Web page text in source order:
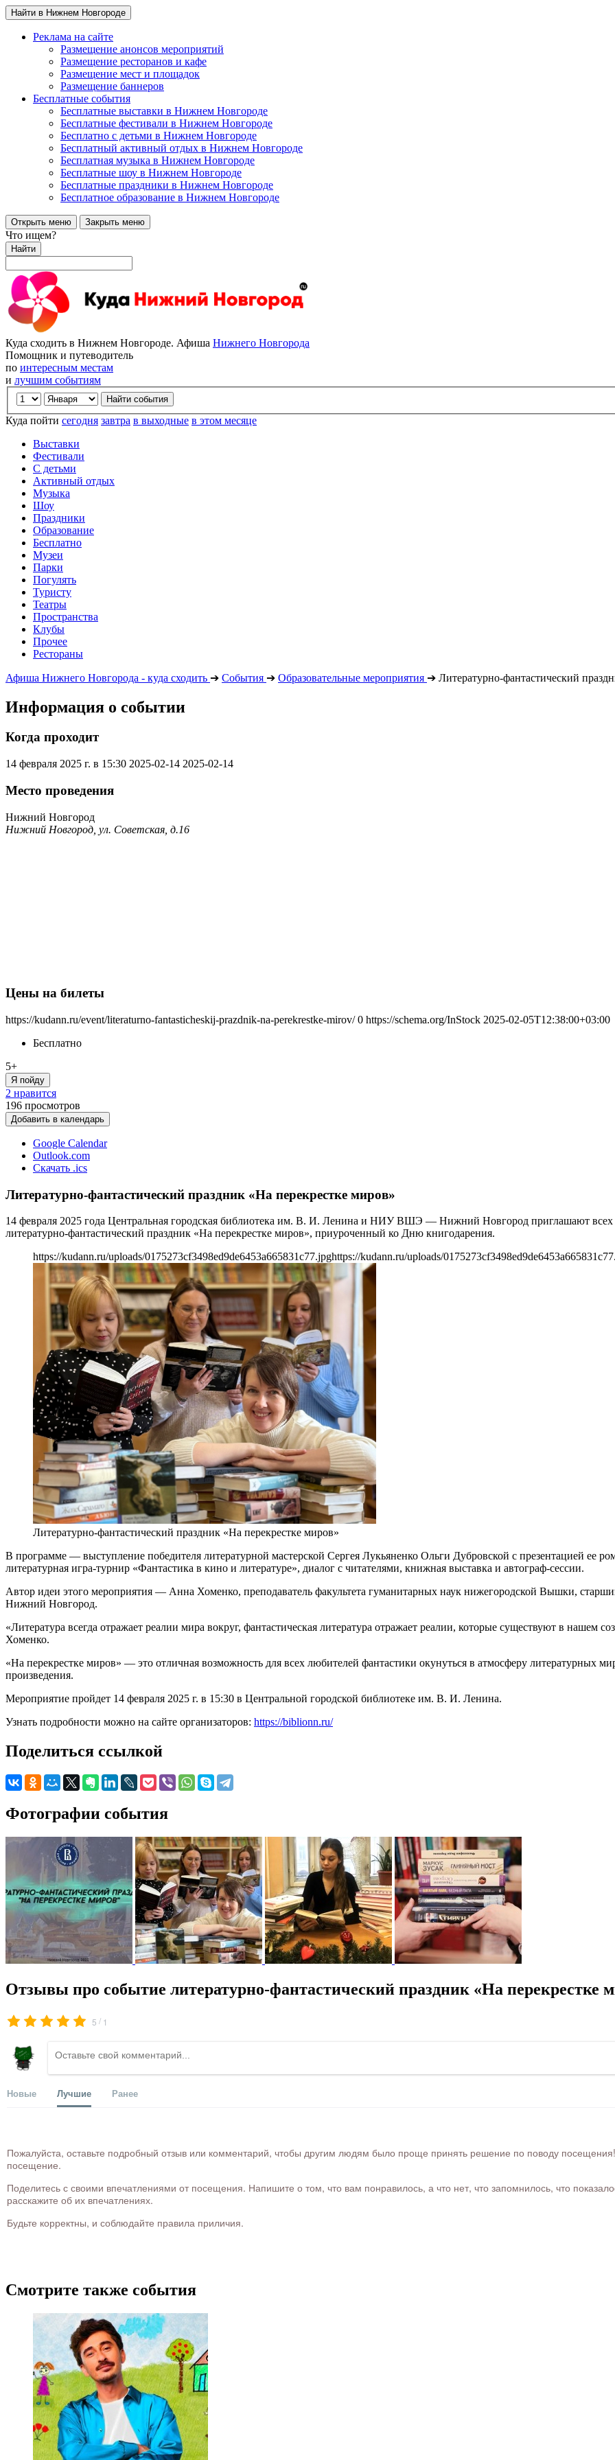
Найти в Нижнем Новгороде
Реклама на сайте
Размещение анонсов мероприятий
Размещение ресторанов и кафе
Размещение мест и площадок
Размещение баннеров
Бесплатные события
Бесплатные выставки в Нижнем Новгороде
Бесплатные фестивали в Нижнем Новгороде
Бесплатно с детьми в Нижнем Новгороде
Бесплатный активный отдых в Нижнем Новгороде
Бесплатная музыка в Нижнем Новгороде
Бесплатные шоу в Нижнем Новгороде
Бесплатные праздники в Нижнем Новгороде
Бесплатное образование в Нижнем Новгороде
Открыть меню Закрыть меню
Что ищем?
Найти
Куда сходить в Нижнем Новгороде. Афиша Нижнего Новгорода
Помощник и путеводитель
по интересным местам
и лучшим событиям
Куда пойти сегодня завтра в выходные в этом месяце
Выставки
Фестивали
С детьми
Активный отдых
Музыка
Шоу
Праздники
Образование
Бесплатно
Музеи
Парки
Погулять
Туристу
Театры
Пространства
Клубы
Прочее
Рестораны
Афиша Нижнего Новгорода - куда сходить ➔ События ➔ Образовательные мероприятия ➔ Литературно-фантастический
Информация о событии
Когда проходит
14 февраля 2025 г. в 15:30 2025-02-14 2025-02-14
Место проведения
Нижний Новгород
Нижний Новгород, ул. Советская, д.16
Цены на билеты
https://kudann.ru/event/literaturno-fantasticheskij-prazdnik-na-perekrestke-mirov/ 0 https://schema.org/InStock 2025-02-05T12:38:00+03:00
Бесплатно
5+
Я пойду
2 нравится
196 просмотров
Добавить в календарь
Google Calendar
Outlook.com
Скачать .ics
Литературно-фантастический праздник «На перекрестке миров»
14 февраля 2025 года Центральная городская библиотека им. В. И. Ленина и НИУ ВШЭ — Нижний Новгород приглашают всех
литературно-фантастический праздник «На перекрестке миров», приуроченный ко Дню книгодарения.
https://kudann.ru/uploads/0175273cf3498ed9de6453a665831c77.jpghttps://kudann.ru/uploads/
Литературно-фантастический праздник «На перекрестке миров»
В программе — выступление победителя литературной мастерской Сергея Лукьяненко Ольги Дубровской с презентацией ее
литературная игра-турнир «Фантастика в кино и литературе», диалог с читателями, книжная выставка и автограф-сессии.
Автор идеи этого мероприятия — Анна Хоменко, преподаватель факультета гуманитарных наук нижегородской Вышки,
Нижний Новгород.
«Литература всегда отражает реалии мира вокруг, фантастическая литература отражает реалии, которые существуют в нашем
Хоменко.
«На перекрестке миров» — это отличная возможность для всех любителей фантастики окунуться в атмосферу литературных
произведения.
Мероприятие пройдет 14 февраля 2025 г. в 15:30 в Центральной городской библиотеке им. В. И. Ленина.
Узнать подробности можно на сайте организаторов: https://biblionn.ru/
Поделиться ссылкой
Фотографии события
Отзывы про событие литературно-фантастический праздник «На перекрестке
5 / 1
Новые Лучшие Ранее
Пожалуйста, оставьте подробный отзыв или комментарий, чтобы другим людям было проще принять решение по поводу посещения!
посещение.
Поделитесь с своими впечатлениями от посещения. Напишите о том, что вам понравилось, а что нет, что запомнилось, что
расскажите об их впечатлениях.
Будьте корректны, и соблюдайте правила приличия.
Смотрите также события